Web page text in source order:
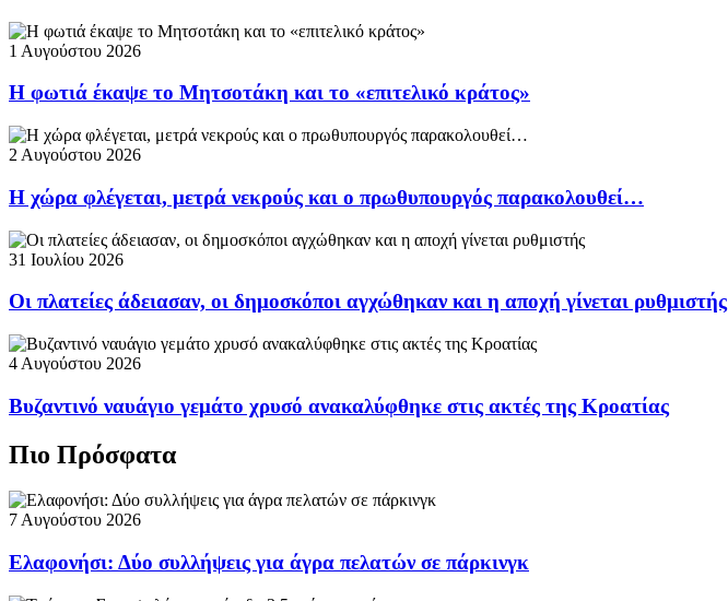
1 Αυγούστου 2026
Η φωτιά έκαψε το Μητσοτάκη και το «επιτελικό κράτος»
2 Αυγούστου 2026
Η χώρα φλέγεται, μετρά νεκρούς και ο πρωθυπουργός παρακολουθεί…
31 Ιουλίου 2026
Οι πλατείες άδειασαν, οι δημοσκόποι αγχώθηκαν και η αποχή γίνεται ρυθμιστής
4 Αυγούστου 2026
Βυζαντινό ναυάγιο γεμάτο χρυσό ανακαλύφθηκε στις ακτές της Κροατίας
Πιο Πρόσφατα
7 Αυγούστου 2026
Ελαφονήσι: Δύο συλλήψεις για άγρα πελατών σε πάρκινγκ